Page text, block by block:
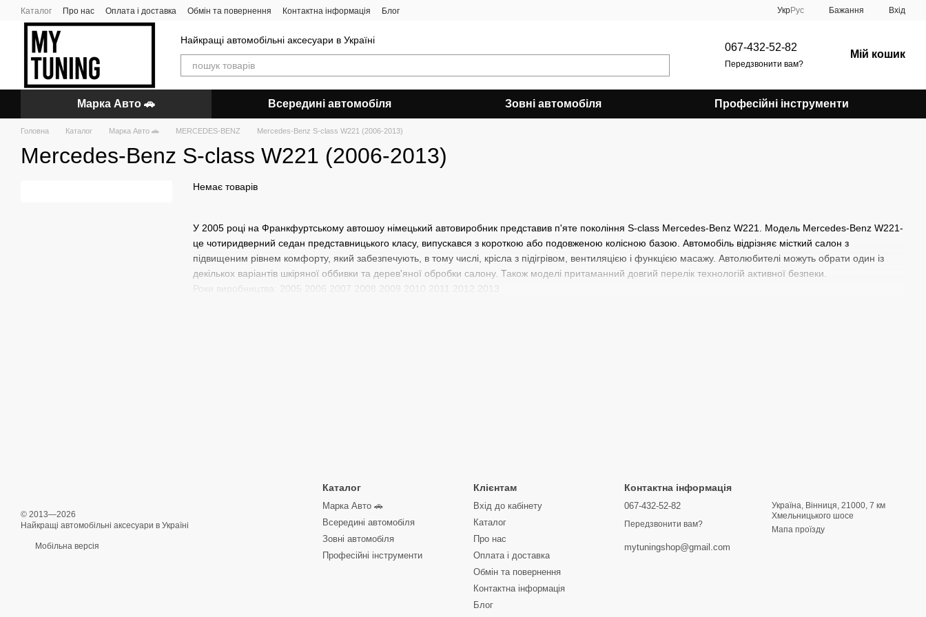
Перейти до основного контенту
Каталог Про нас Оплата і доставка Обмін та повернення Контактна інформація Блог УкрРус Бажання Вхід
Найкращі автомобільні аксесуари в Україні
067-432-52-82
Передзвонити вам?
Мій кошик
Марка Авто 🚗 Всередині автомобіля Зовні автомобіля Професійні інструменти
Головна Каталог Марка Авто 🚗 MERCEDES-BENZ Mercedes-Benz S-class W221 (2006-2013)
Mercedes-Benz S-class W221 (2006-2013)
У 2005 році на Франкфуртському автошоу німецький автовиробник представив п'яте покоління S-class Mercedes-Benz W221. Модель Mercedes-Benz W221-
це чотиридверний седан представницького класу, випускався з короткою або подовженою колісною базою. Автомобіль відрізняє місткий салон з
підвищеним рівнем комфорту, який забезпечують, в тому числі, крісла з підігрівом, вентиляцією і функцією масажу. Автолюбителі можуть обрати один із
декількох варіантів шкіряної оббивки та дерев'яної обробки салону. Також моделі притаманний довгий перелік технологій активної безпеки.
Роки виробництва: 2005 2006 2007 2008 2009 2010 2011 2012 2013
Немає товарів
© 2013—2026
Найкращі автомобільні аксесуари в Україні
Мобільна версія
Каталог
Марка Авто 🚗
Всередині автомобіля
Зовні автомобіля
Професійні інструменти
Клієнтам
Вхід до кабінету
Каталог
Про нас
Оплата і доставка
Обмін та повернення
Контактна інформація
Блог
Контактна інформація
067-432-52-82
Передзвонити вам?
mytuningshop@gmail.com
Україна, Вінниця, 21000, 7 км
Хмельницького шосе
Мапа проїзду